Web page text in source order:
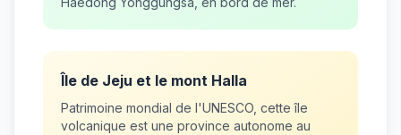
Île de Jeju et le mont Halla
Patrimoine mondial de l'UNESCO, cette île
volcanique est une province autonome au